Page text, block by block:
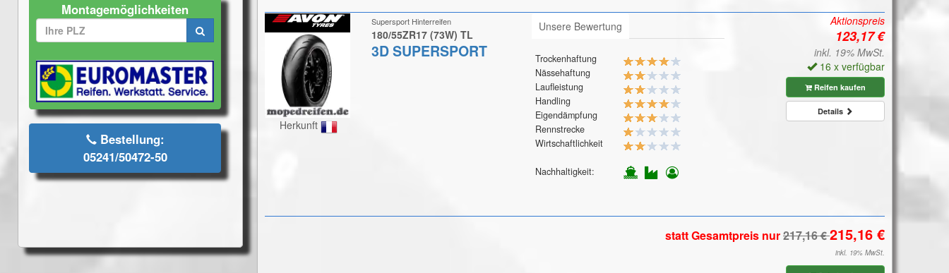
Montagemöglichkeiten
Bestellung:
05241/50472-50
Herkunft
Supersport Hinterreifen
180/55ZR17 (73W) TL
3D SUPERSPORT
Unsere Bewertung
Trockenhaftung
Nässehaftung
Laufleistung
Handling
Eigendämpfung
Rennstrecke
Wirtschaftlichkeit
Nachhaltigkeit:
Aktionspreis
inkl. 19% MwSt.
16 x verfügbar
Reifen kaufen
Details
statt Gesamtpreis nur
inkl. 19% MwSt.